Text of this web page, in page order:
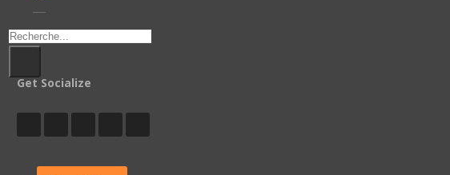
Get Socialize